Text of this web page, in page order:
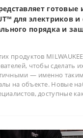
готовые
для электриков и
порядка и
продуктов
чтобы сделать
— именно
на объекте. Новые
доступные